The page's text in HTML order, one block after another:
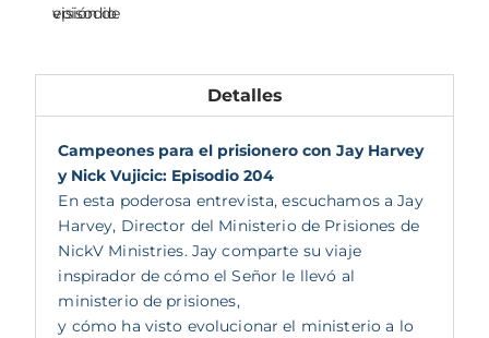
Detalles
Campeones para el prisionero con Jay Harvey
y Nick Vujicic: Episodio 204
En esta poderosa entrevista, escuchamos a Jay
Harvey, Director del Ministerio de Prisiones de
NickV Ministries. Jay comparte su viaje
inspirador de cómo el Señor le llevó al
ministerio de prisiones,
y cómo ha visto evolucionar el ministerio a lo